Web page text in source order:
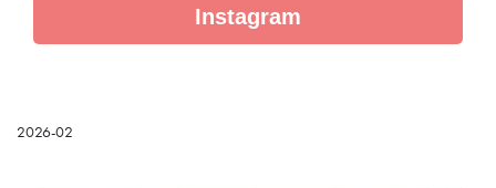
Instagram
2026-02